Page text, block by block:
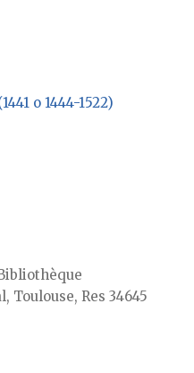
o 1444-1522)
Res 34645